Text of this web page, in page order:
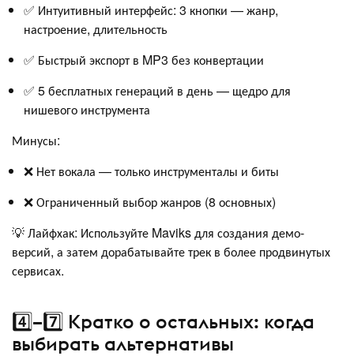
✅ Интуитивный интерфейс: 3 кнопки — жанр,
настроение, длительность
✅ Быстрый экспорт в MP3 без конвертации
✅ 5 бесплатных генераций в день — щедро для
нишевого инструмента
Минусы:
❌ Нет вокала — только инструменталы и биты
❌ Ограниченный выбор жанров (8 основных)
💡 Лайфхак: Используйте Maviks для создания демо-
версий, а затем дорабатывайте трек в более продвинутых
сервисах.
4️⃣–7️⃣ Кратко о остальных: когда
выбирать альтернативы